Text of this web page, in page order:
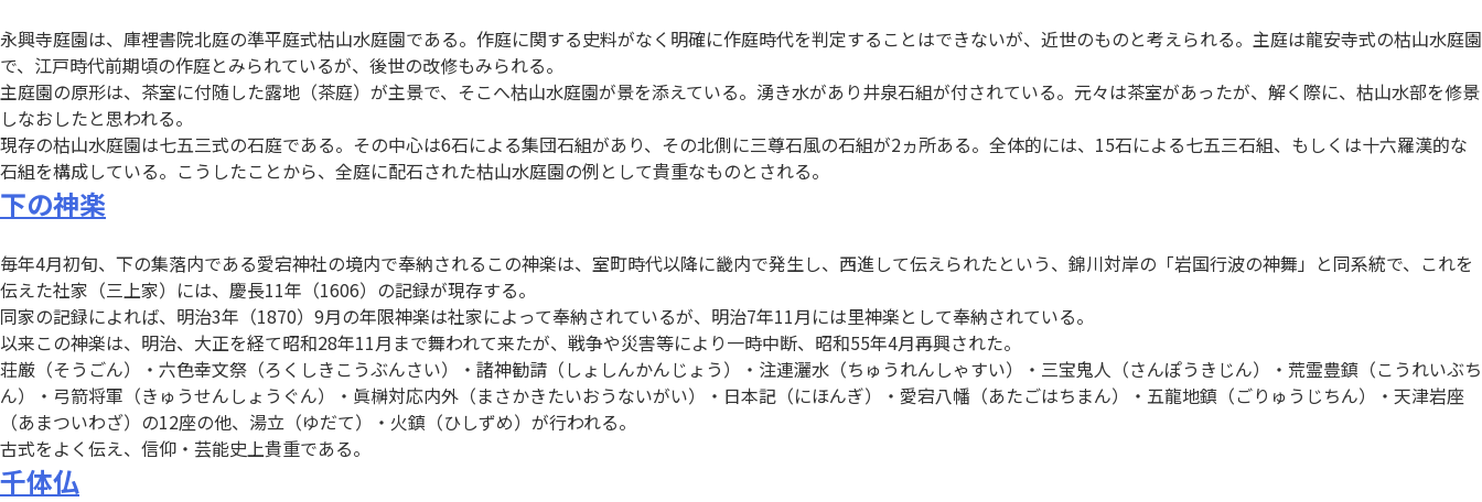
永興寺庭園は、庫裡書院北庭の準平庭式枯山水庭園である。作庭に関する史料がなく明確に作庭時代を判定することはできないが、近世のものと考えられる。主庭は龍安寺式の枯山水庭園
で、江戸時代前期頃の作庭とみられているが、後世の改修もみられる。
主庭園の原形は、茶室に付随した露地（茶庭）が主景で、そこへ枯山水庭園が景を添えている。湧き水があり井泉石組が付されている。元々は茶室があったが、解く際に、枯山水部を修景
しなおしたと思われる。
現存の枯山水庭園は七五三式の石庭である。その中心は6石による集団石組があり、その北側に三尊石風の石組が2ヵ所ある。全体的には、15石による七五三石組、もしくは十六羅漢的な
石組を構成している。こうしたことから、全庭に配石された枯山水庭園の例として貴重なものとされる。
下の神楽
毎年4月初旬、下の集落内である愛宕神社の境内で奉納されるこの神楽は、室町時代以降に畿内で発生し、西進して伝えられたという、錦川対岸の「岩国行波の神舞」と同系統で、これを
伝えた社家（三上家）には、慶長11年（1606）の記録が現存する。
同家の記録によれば、明治3年（1870）9月の年限神楽は社家によって奉納されているが、明治7年11月には里神楽として奉納されている。
以来この神楽は、明治、大正を経て昭和28年11月まで舞われて来たが、戦争や災害等により一時中断、昭和55年4月再興された。
荘厳（そうごん）・六色幸文祭（ろくしきこうぶんさい）・諸神勧請（しょしんかんじょう）・注連灑水（ちゅうれんしゃすい）・三宝鬼人（さんぽうきじん）・荒霊豊鎮（こうれいぶち
ん）・弓箭将軍（きゅうせんしょうぐん）・眞榊対応内外（まさかきたいおうないがい）・日本記（にほんぎ）・愛宕八幡（あたごはちまん）・五龍地鎮（ごりゅうじちん）・天津岩座
（あまついわざ）の12座の他、湯立（ゆだて）・火鎮（ひしずめ）が行われる。
古式をよく伝え、信仰・芸能史上貴重である。
千体仏